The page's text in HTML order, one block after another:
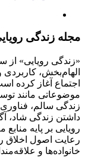
مجله زندگی
الهام‌بخش،
اجتماع آغاز کرده
موضوعاتی مانند
زندگی سالم،
داشتن زندگی شاد،
رویایی بر پایه
رعایت اصول اخلاق
خانواده‌ها و